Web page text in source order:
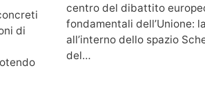
di
centro del dibattito
fondamentali dell’Unione:
all’interno dello spazio
del…